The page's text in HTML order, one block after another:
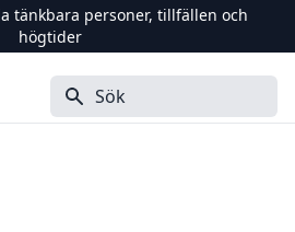
tänkbara personer, tillfällen och
högtider
Sök